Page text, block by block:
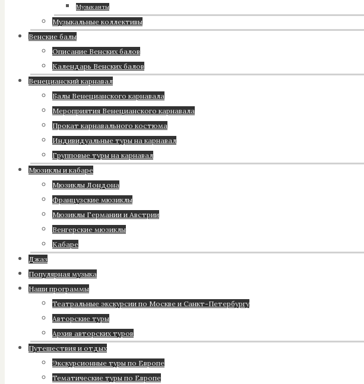
Музыканты
Музыкальные коллективы
Венские балы
Описание Венских балов
Календарь Венских балов
Венецианский карнавал
Балы Венецианского карнавала
Мероприятия Венецианского карнавала
Прокат карнавального костюма
Индивидуальные туры на карнавал
Групповые туры на карнавал
Мюзиклы и кабаре
Мюзиклы Лондона
Французские мюзиклы
Мюзиклы Германии и Австрии
Венгерские мюзиклы
Кабаре
Джаз
Популярная музыка
Наши программы
Театральные экскурсии по Москве и Санкт-Петербургу
Авторские туры
Архив авторских туров
Путешествия и отдых
Экскурсионные туры по Европе
Тематические туры по Европе